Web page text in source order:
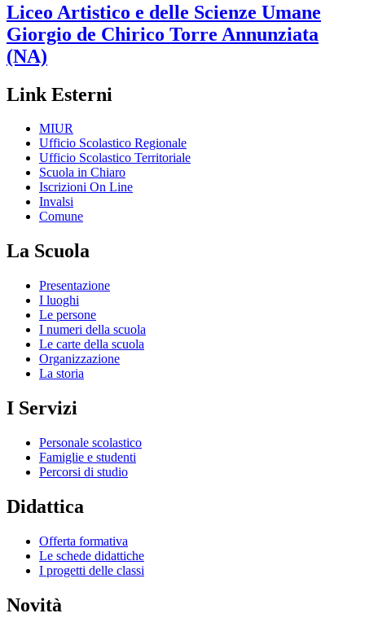
Liceo Artistico e delle Scienze Umane
Giorgio de Chirico Torre Annunziata
(NA)
Link Esterni
MIUR
Ufficio Scolastico Regionale
Ufficio Scolastico Territoriale
Scuola in Chiaro
Iscrizioni On Line
Invalsi
Comune
La Scuola
Presentazione
I luoghi
Le persone
I numeri della scuola
Le carte della scuola
Organizzazione
La storia
I Servizi
Personale scolastico
Famiglie e studenti
Percorsi di studio
Didattica
Offerta formativa
Le schede didattiche
I progetti delle classi
Novità